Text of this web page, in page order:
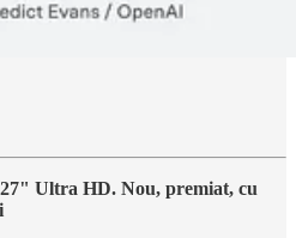
Ultra HD. Nou, premiat, cu